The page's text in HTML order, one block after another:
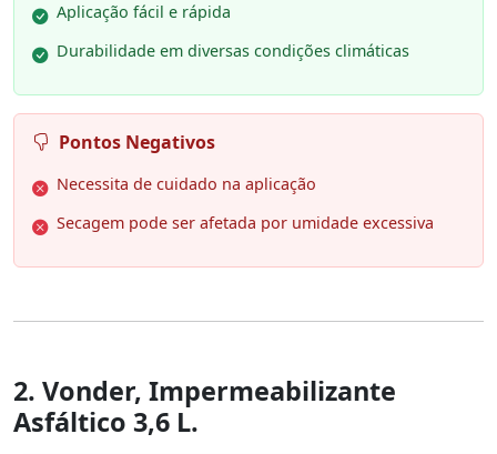
Aplicação fácil e rápida
Durabilidade em diversas condições climáticas
Pontos Negativos
Necessita de cuidado na aplicação
Secagem pode ser afetada por umidade excessiva
2. Vonder, Impermeabilizante
Asfáltico 3,6 L.